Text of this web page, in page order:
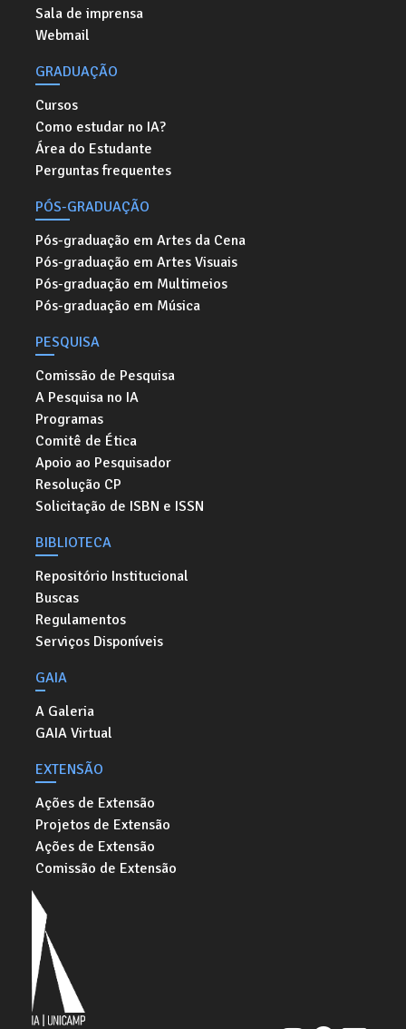
Sala de imprensa
Webmail
GRADUAÇÃO
Cursos
Como estudar no IA?
Área do Estudante
Perguntas frequentes
PÓS-GRADUAÇÃO
Pós-graduação em Artes da Cena
Pós-graduação em Artes Visuais
Pós-graduação em Multimeios
Pós-graduação em Música
PESQUISA
Comissão de Pesquisa
A Pesquisa no IA
Programas
Comitê de Ética
Apoio ao Pesquisador
Resolução CP
Solicitação de ISBN e ISSN
BIBLIOTECA
Repositório Institucional
Buscas
Regulamentos
Serviços Disponíveis
GAIA
A Galeria
GAIA Virtual
EXTENSÃO
Ações de Extensão
Projetos de Extensão
Ações de Extensão
Comissão de Extensão